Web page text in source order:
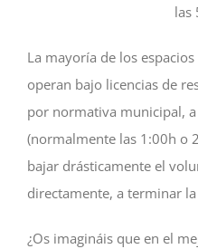
las
La mayoría de los
operan bajo licencias de
por normativa municipal,
(normalmente las 1:00h o
bajar drásticamente el
directamente, a terminar
¿Os imagináis que en el